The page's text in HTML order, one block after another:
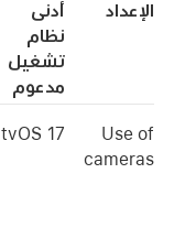
الإعداد
أدنى
نظام
تشغيل
مدعوم
Use of
cameras
tvOS 17